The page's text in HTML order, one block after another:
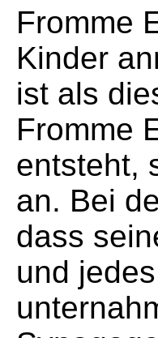
Fromme
Kinder
ist als
Fromme
entsteht,
an. Bei
dass
und